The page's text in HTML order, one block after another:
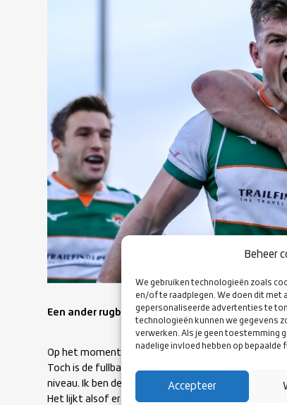
Beheer
We gebruiken technologieën zoals
en/of te raadplegen. We doen dit met
gepersonaliseerde advertenties te
technologieën kunnen we gegevens
verwerken. Als je geen toestemming
nadelige invloed hebben op bepaalde
Accepteer
Een ander rugby-spelletje
Op het moment dat we Lydon spreken, heeft hij
Toch is de fullback al zeer te spreken over het
niveau. Ik ben de competitie in Frankrijk gewend,
Het lijkt alsof er meer snelheid in het spel zit. Ik kijk